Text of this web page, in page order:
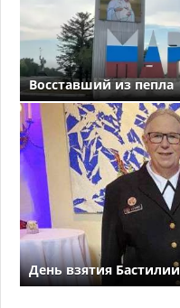
Восставший из пепла
День взятия Бастилии